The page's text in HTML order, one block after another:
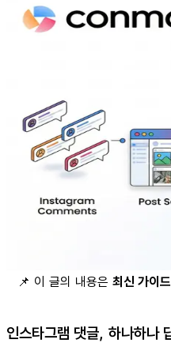
📌 이 글의 내용은 최신 가이
인스타그램 댓글, 하나하나